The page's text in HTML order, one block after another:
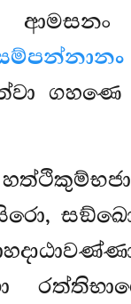
ආමසනං